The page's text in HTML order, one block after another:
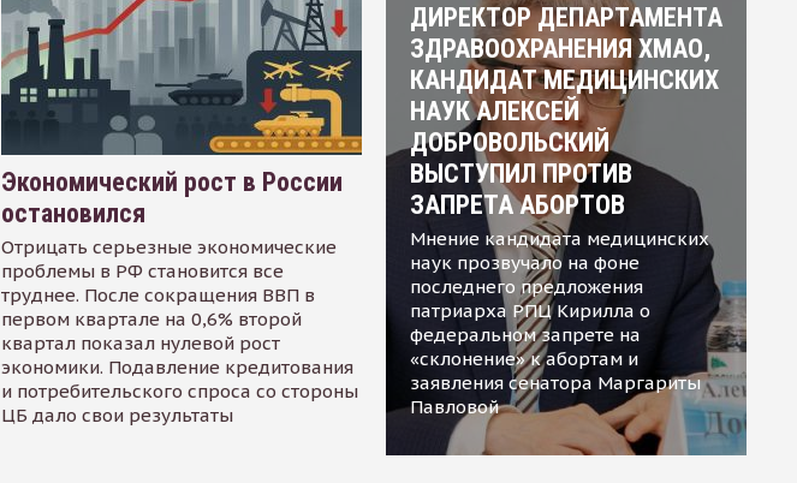
Экономический рост в России
остановился
Отрицать серьезные экономические
проблемы в РФ становится все
труднее. После сокращения ВВП в
первом квартале на 0,6% второй
квартал показал нулевой рост
экономики. Подавление кредитования
и потребительского спроса со стороны
ЦБ дало свои результаты
ДИРЕКТОР ДЕПАРТАМЕНТА
ЗДРАВООХРАНЕНИЯ ХМАО,
КАНДИДАТ МЕДИЦИНСКИХ
НАУК АЛЕКСЕЙ
ДОБРОВОЛЬСКИЙ
ВЫСТУПИЛ ПРОТИВ
ЗАПРЕТА АБОРТОВ
Мнение кандидата медицинских
наук прозвучало на фоне
последнего предложения
патриарха РПЦ Кирилла о
федеральном запрете на
«склонение» к абортам и
заявления сенатора Маргариты
Павловой